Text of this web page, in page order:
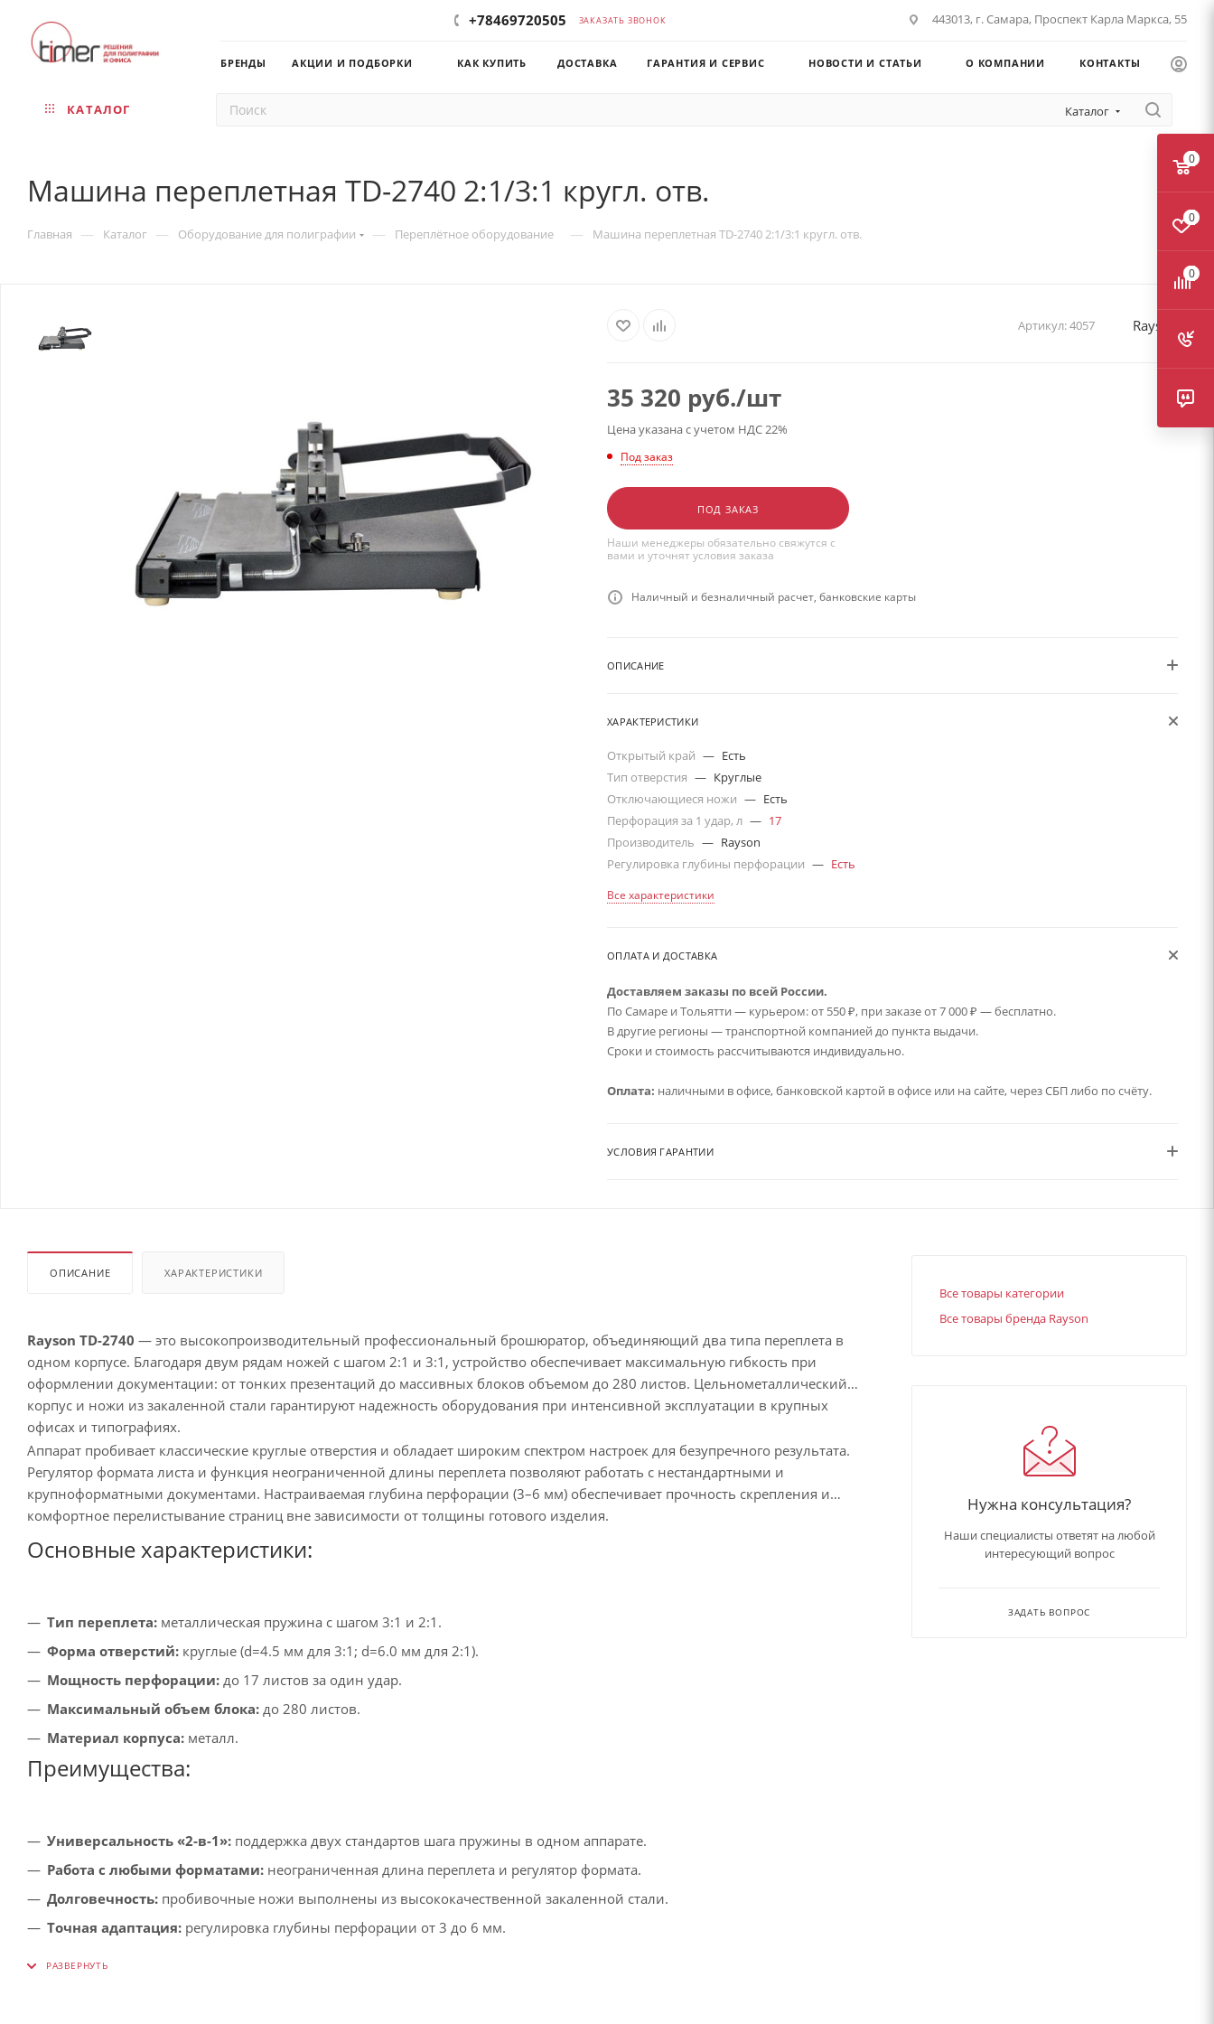
+78469720505 ЗАКАЗАТЬ ЗВОНОК 443013, г. Самара, Проспект Карла Маркса, 55
БРЕНДЫ АКЦИИ И ПОДБОРКИ КАК КУПИТЬ ДОСТАВКА ГАРАНТИЯ И СЕРВИС НОВОСТИ И СТАТЬИ О КОМПАНИИ КОНТАКТЫ
КАТАЛОГ Каталог
Машина переплетная TD-2740 2:1/3:1 кругл. отв.
Главная — Каталог — Оборудование для полиграфии — Переплётное оборудование — Машина переплетная TD-2740 2:1/3:1 кругл. отв.
Артикул:4057 Rayson
35 320 руб./шт
Цена указана с учетом НДС 22%
Под заказ
ПОД ЗАКАЗ
Наши менеджеры обязательно свяжутся с
вами и уточнят условия заказа
Наличный и безналичный расчет, банковские карты
ОПИСАНИЕ
ХАРАКТЕРИСТИКИ
Открытый край — Есть
Тип отверстия — Круглые
Отключающиеся ножи — Есть
Перфорация за 1 удар, л — 17
Производитель — Rayson
Регулировка глубины перфорации — Есть
Все характеристики
ОПЛАТА И ДОСТАВКА
Доставляем заказы по всей России.
По Самаре и Тольятти — курьером: от 550 ₽, при заказе от 7 000 ₽ — бесплатно.
В другие регионы — транспортной компанией до пункта выдачи.
Сроки и стоимость рассчитываются индивидуально.
Оплата: наличными в офисе, банковской картой в офисе или на сайте, через СБП либо по счёту.
УСЛОВИЯ ГАРАНТИИ
ОПИСАНИЕ ХАРАКТЕРИСТИКИ
Rayson TD-2740 — это высокопроизводительный профессиональный брошюратор, объединяющий два типа переплета в
одном корпусе. Благодаря двум рядам ножей с шагом 2:1 и 3:1, устройство обеспечивает максимальную гибкость при
оформлении документации: от тонких презентаций до массивных блоков объемом до 280 листов. Цельнометаллический
корпус и ножи из закаленной стали гарантируют надежность оборудования при интенсивной эксплуатации в крупных
офисах и типографиях.
Аппарат пробивает классические круглые отверстия и обладает широким спектром настроек для безупречного результата.
Регулятор формата листа и функция неограниченной длины переплета позволяют работать с нестандартными и
крупноформатными документами. Настраиваемая глубина перфорации (3–6 мм) обеспечивает прочность скрепления и
комфортное перелистывание страниц вне зависимости от толщины готового изделия.
Основные характеристики:
Тип переплета: металлическая пружина с шагом 3:1 и 2:1.
Форма отверстий: круглые (d=4.5 мм для 3:1; d=6.0 мм для 2:1).
Мощность перфорации: до 17 листов за один удар.
Максимальный объем блока: до 280 листов.
Материал корпуса: металл.
Преимущества:
Универсальность «2-в-1»: поддержка двух стандартов шага пружины в одном аппарате.
Работа с любыми форматами: неограниченная длина переплета и регулятор формата.
Долговечность: пробивочные ножи выполнены из высококачественной закаленной стали.
Точная адаптация: регулировка глубины перфорации от 3 до 6 мм.
Все товары категории
Все товары бренда Rayson
Нужна консультация?
Наши специалисты ответят на любой
интересующий вопрос
ЗАДАТЬ ВОПРОС
0
0
0